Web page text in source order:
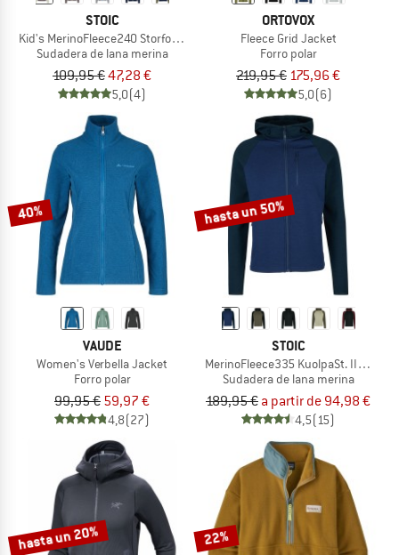
STOIC
Kid's MerinoFleece240 StorforsSt. Zip Hoody
Sudadera de lana merina
109,95 €47,28 €
5,0(4)
ORTOVOX
Fleece Grid Jacket
Forro polar
219,95 € 175,96 €
5,0(6)
40%
VAUDE
Women's Verbella Jacket
Forro polar
99,95 € 59,97 €
4,8(27)
hasta un 50%
STOIC
MerinoFleece335 KuolpaSt. II Zip
Sudadera de lana merina
189,95 € a partir de 94,98 €
4,5(15)
hasta un 20% 22%